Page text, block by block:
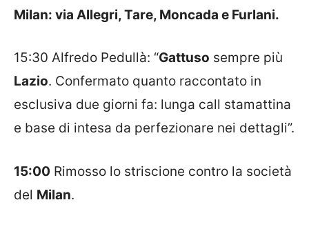
Milan: via Allegri, Tare, Moncada e Furlani.
15:30 Alfredo Pedullà: “Gattuso sempre più
Lazio. Confermato quanto raccontato in
esclusiva due giorni fa: lunga call stamattina
e base di intesa da perfezionare nei dettagli”.
15:00 Rimosso lo striscione contro la società
del Milan.